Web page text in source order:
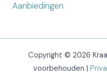
Aanbiedingen
Copyright © 2026
voorbehouden |